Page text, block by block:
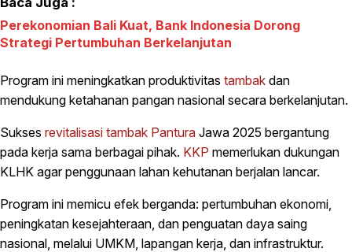
Perekonomian Bali Kuat, Bank Indonesia Dorong
Strategi Pertumbuhan Berkelanjutan
Program ini meningkatkan produktivitas tambak dan
mendukung ketahanan pangan nasional secara berkelanjutan.
Sukses revitalisasi tambak Pantura Jawa 2025 bergantung
pada kerja sama berbagai pihak. KKP memerlukan dukungan
KLHK agar penggunaan lahan kehutanan berjalan lancar.
Program ini memicu efek berganda: pertumbuhan ekonomi,
peningkatan kesejahteraan, dan penguatan daya saing
nasional, melalui UMKM, lapangan kerja, dan infrastruktur.